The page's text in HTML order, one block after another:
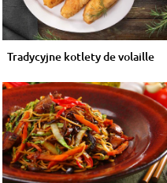
Tradycyjne kotlety de volaille